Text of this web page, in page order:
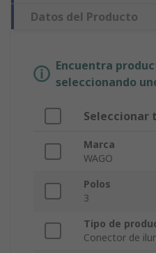
Datos del Producto
Encuentra
seleccionando
Seleccionar
Marca
WAGO
Polos
3
Tipo de
Conector de